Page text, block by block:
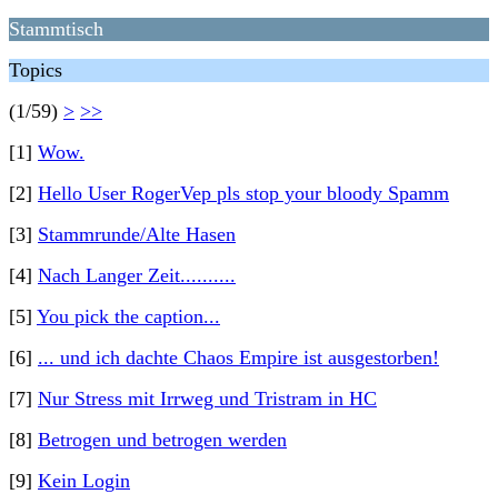
Stammtisch
Topics
(1/59) > >>
[1] Wow.
[2] Hello User RogerVep pls stop your bloody Spamm
[3] Stammrunde/Alte Hasen
[4] Nach Langer Zeit..........
[5] You pick the caption...
[6] ... und ich dachte Chaos Empire ist ausgestorben!
[7] Nur Stress mit Irrweg und Tristram in HC
[8] Betrogen und betrogen werden
[9] Kein Login